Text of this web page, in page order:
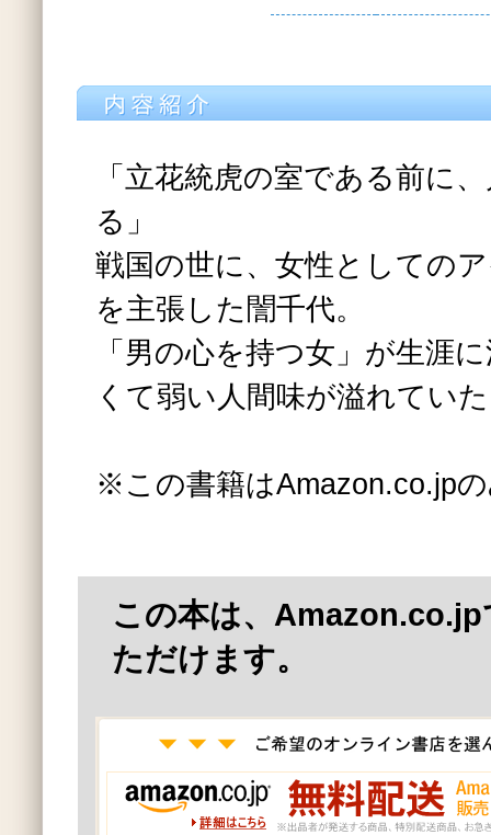
「立花統虎の室である前に
る」
戦国の世に、女性としての
を主張した誾千代。
「男の心を持つ女」が生涯
くて弱い人間味が溢れてい
※この書籍はAmazon.co.jp
この本は、
ただけます。